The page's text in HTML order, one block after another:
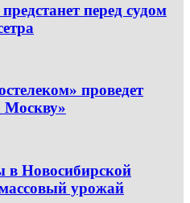
перед судом
проведет
Москву»
в Новосибирской
урожай